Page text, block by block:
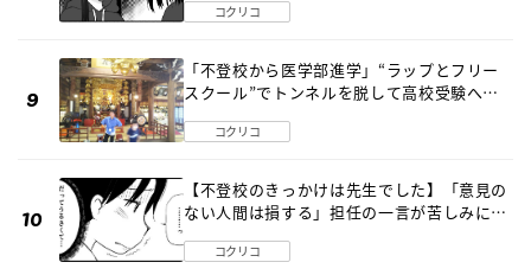
コクリコ
「不登校から医学部進学」“ラップとフリー
スクール”でトンネルを脱して高校受験へ
コクリコ
【不登校のきっかけは先生でした】「意見の
ない人間は損する」担任の一言が苦しみに…
コクリコ